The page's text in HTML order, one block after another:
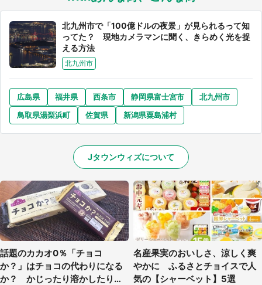
北九州市で「100億ドルの夜景」が見られるって知
ってた？ 現地カメラマンに聞く、きらめく光を捉
える方法
北九州市
広島県 福井県 西条市 静岡県富士宮市
北九州市
鳥取県湯梨浜町
佐賀県 新潟県粟島浦村
Jタウンウィズについて
話題のカカオ0％「チョコ
か？」はチョコの代わりになる
か？ かじったり溶かしたりし
名産果実のおいしさ、涼しく爽
やかに ふるさとチョイスで人
気の【シャーベット】5選